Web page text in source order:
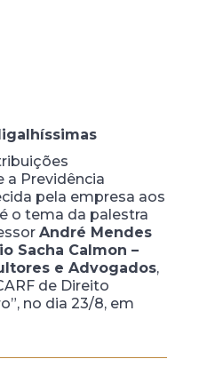
a Previdência
pela empresa aos
o tema da palestra
André Mendes
Sacha Calmon –
e Advogados,
de Direito
no dia 23/8, em